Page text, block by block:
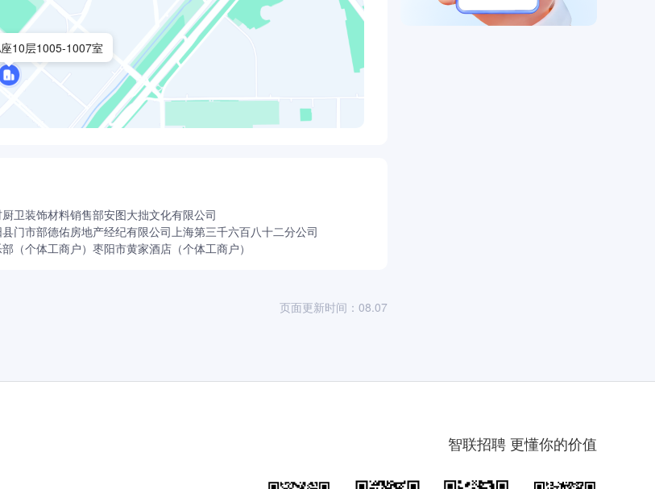
10层1005-1007室
卫装饰材料销售部安图大拙文化有限公司
门市部德佑房地产经纪有限公司上海第三千六百八十二分公司
（个体工商户） 枣阳市黄家酒店（个体工商户）
页面更新时间：08.07
智联招聘 更懂你的价值